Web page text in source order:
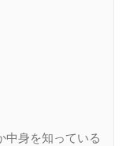
中身を知っている